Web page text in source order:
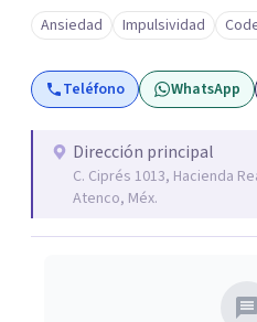
Ansiedad Impulsividad
Teléfono WhatsApp
Dirección principal
C. Ciprés 1013, Hacienda
Atenco, Méx.